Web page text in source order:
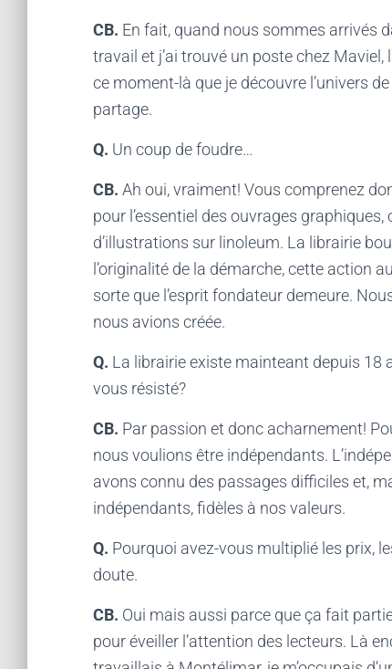
CB. En fait, quand nous sommes arrivés
travail et j’ai trouvé un poste chez Maviel,
ce moment-là que je découvre l’univers
partage.
Q. Un coup de foudre…
CB. Ah oui, vraiment! Vous comprenez
pour l’essentiel des ouvrages
d’illustrations sur linoleum. La librairie
l’originalité de la démarche, cette action
sorte que l’esprit fondateur demeure.
nous avions créée.
Q. La librairie existe mainteant depuis 18
vous résisté?
CB. Par passion et donc acharnement!
nous voulions être indépendants.
avons connu des passages difficiles et,
indépendants, fidèles à nos valeurs.
Q. Pourquoi avez-vous multiplié les prix,
doute.
CB. Oui mais aussi parce que ça fait
pour éveiller l’attention des lecteurs. Là